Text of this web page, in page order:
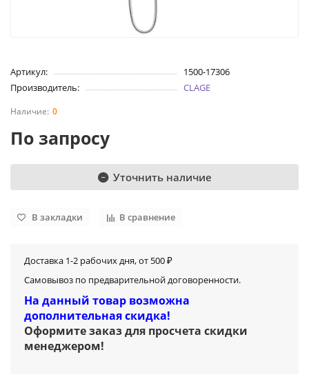
Артикул:
1500-17306
Производитель:
CLAGE
0
По запросу
Уточнить наличие
В закладки В сравнение
Доставка 1-2 рабочих дня, от 500 ₽
Самовывоз по предварительной договоренности.
На данный товар возможна
дополнительная скидка!
Оформите заказ для просчета скидки
менеджером!